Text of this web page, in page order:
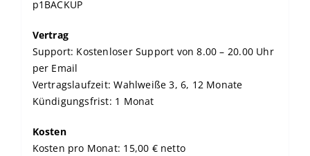
p1BACKUP
Vertrag
Support: Kostenloser Support von 8.00 – 20.00 Uhr
per Email
Vertragslaufzeit: Wahlweiße 3, 6, 12 Monate
Kündigungsfrist: 1 Monat
Kosten
Kosten pro Monat: 15,00 € netto